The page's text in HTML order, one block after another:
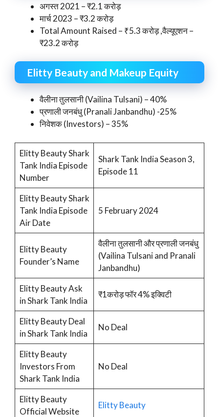
अगस्त 2021 – ₹2.1 करोड़
मार्च 2023 – ₹3.2 करोड़
Total Amount Raised – ₹5.3 करोड़ ,वैल्यूएशन –
₹23.2 करोड़
Elitty Beauty and Makeup Equity
वैलीना तुलसानी (Vailina Tulsani) – 40%
प्रणाली जनबंधु (Pranali Janbandhu) -25%
निवेशक (Investors) – 35%
Elitty Beauty Shark
Tank India Episode
Number
Shark Tank India Season 3,
Episode 11
Elitty Beauty Shark
Tank India Episode
Air Date
5 February 2024
Elitty Beauty
Founder’s Name
वैलीना तुलसानी और प्रणाली जनबंधु
(Vailina Tulsani and Pranali
Janbandhu)
Elitty Beauty Ask
in Shark Tank India
₹1करोड़ फॉर 4% इक्विटी
Elitty Beauty Deal
in Shark Tank India
No Deal
Elitty Beauty
Investors From
Shark Tank India
No Deal
Elitty Beauty
Official Website
Elitty Beauty